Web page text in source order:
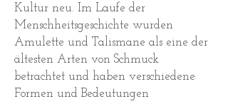
Kultur neu. Im Laufe der
Menschheitsgeschichte wurden
Amulette und Talismane als eine der
ältesten Arten von Schmuck
betrachtet und haben verschiedene
Formen und Bedeutungen